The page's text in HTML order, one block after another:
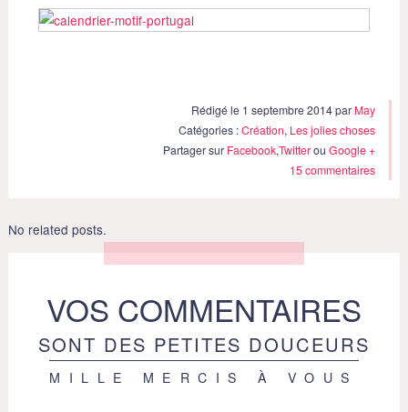
Rédigé le 1 septembre 2014 par May
Catégories :Création, Les jolies choses
Partager sur Facebook,TwitterouGoogle +
15 commentaires
No related posts.
VOS COMMENTAIRES
SONT DES PETITES DOUCEURS
MILLE MERCIS À VOUS